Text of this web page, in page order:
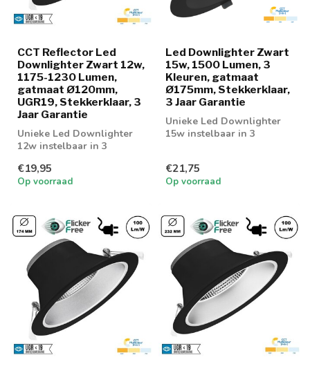
CCT Reflector Led
Downlighter Zwart 12w,
1175-1230 Lumen,
gatmaat Ø120mm,
UGR19, Stekkerklaar, 3
Jaar Garantie
Unieke Led Downlighter
12w instelbaar in 3
en 6000K
€19,95
Op voorraad
Led Downlighter Zwart
15w, 1500 Lumen, 3
Kleuren, gatmaat
Ø175mm, Stekkerklaar,
3 Jaar Garantie
Unieke Led Downlighter
15w instelbaar in 3
€21,75
Op voorraad